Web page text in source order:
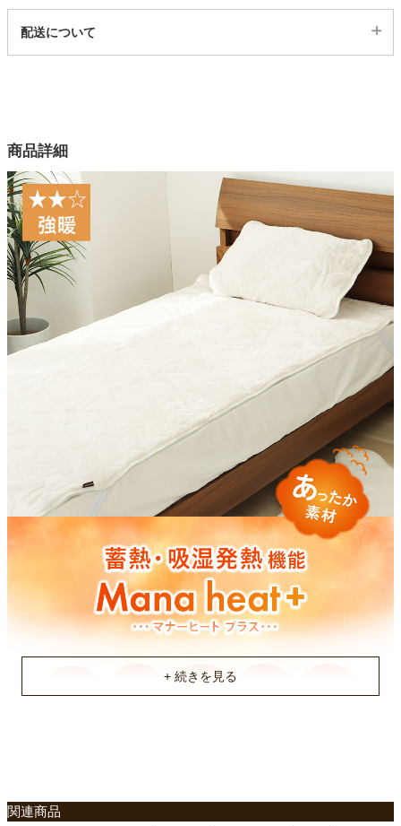
13801080
幅140×奥行205(cm)
カラー
3色
表生地
毛羽：ポリエステル100％ 地糸：ポリエステル65％、レーヨン
35%
裏生地
ポリエステル100%
洗濯機OK(ネット使用)
機能
静電気軽減・抗菌防臭
配送について
商品詳細
関連商品